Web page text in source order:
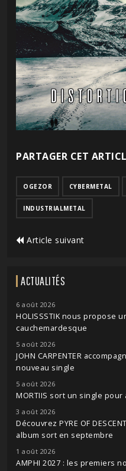
PARTAGER CET
OGEZOR CYBERMETAL
INDUSTRIALMETAL
Article suivant
ACTUALITÉS
6 août 2026
HOLISSSTIK nous propose
cauchemardesque
5 août 2026
JOHN CARPENTER
nouveau single
5 août 2026
MORTIIS sort un single
3 août 2026
Découvrez PYRE OF
album sort en septembre
1 août 2026
AMPHI 2027 : les premiers